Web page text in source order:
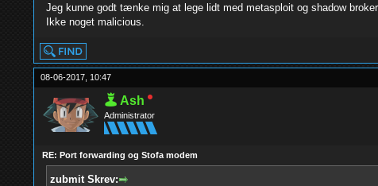
Jeg kunne godt tænke mig at lege lidt med metasploit og shadow
Ikke noget malicious.
08-06-2017, 10:47
Ash
Administrator
RE: Port forwarding og Stofa modem
zubmit Skrev: